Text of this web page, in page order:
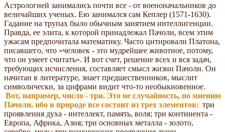
Астрологией занимались почти все - от военоначальников до
величайших ученых. Ею занимался сам Кеплер (1571-1630).
Гадание на трупах было обычным занятием интеллигенции.
Правда, ее элита, к которой принадлежал Пачоли, всем этим
ужасам предпочитала математику. Часто цитировали Платона,
писавшего, что «человек - это мудрейшее животное, потому,
что он умеет считать». И вот счет, решение всех и вся задач,
требующих исчисления, составляет смысл жизни Пачоли. Он
начитан в литературе, знает предшественников, мыслит
символически, за цифрами видит что-то необыкновенное.
Вот, например, число - три. Это не случайность, по мнению
Пачоли, ибо в природе все состоит из трех элементов: три
проявления духа - интеллект, память, воля; три континента -
Европа, Африка, Азия; три основных металла - золото,